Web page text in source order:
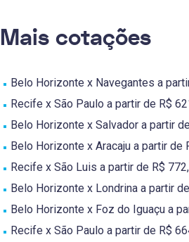
Mais cotações
Belo Horizonte x Navegantes a
Recife x São Paulo a partir de R$
Belo Horizonte x Salvador a partir
Belo Horizonte x Aracaju a partir de
Recife x São Luis a partir de R$
Belo Horizonte x Londrina a partir
Belo Horizonte x Foz do Iguaçu a
Recife x São Paulo a partir de R$